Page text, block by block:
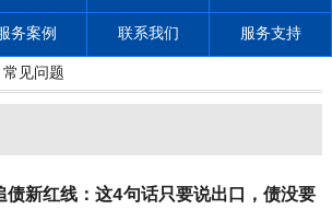
务案例 联系我们 服务支持
常见问题
新红线：这4句话只要说出口，债没要